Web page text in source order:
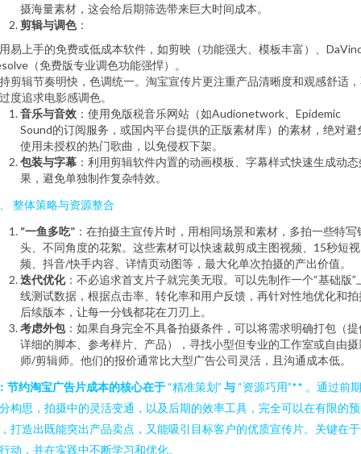
摄海量素材，这会给后期筛选带来巨大时间成本。
剪辑与调色：
易上手的免费或低成本软件，如剪映（功能强大、模板丰富）、
（免费版专业调色功能强悍）。
剪辑节奏明快，色调统一。淘宝宣传片更注重产品清晰度和观感舒适
度追求电影感调色。
音乐与音效 ：使用免版税音乐网站（如Audionetwork、Epidemic
Sound的订阅服务，或国内平台提供的正版素材库）的素材，绝对避
使用未授权的热门歌曲，以免侵权下架。
包装与字幕 ：利用剪辑软件内置的动画模板、字幕样式快速生成动态
果，避免单独制作复杂特效。
整体策略与资源整合
“一鱼多吃” ：在拍摄主宣传片时，用相同场景和素材，多拍一些特写
头、不同角度的花絮。这些素材可以快速裁剪成主图视频、15秒短视
频、抖音/快手内容、详情页动图等，最大化单次拍摄的产出价值。
迭代优化：不必追求首支片子就完美无瑕。可以先制作一个“基础版”
线测试数据，根据点击率、转化率和用户反馈，再针对性地优化和拍
后续版本，让每一分钱都花在刀刃上。
考虑外包：如果自身完全不具备拍摄条件，可以将需求明确打包（提
详细的脚本、参考样片、产品），寻找小型但专业的工作室或自由摄
师/剪辑师。他们的报价通常比大型广告公司灵活，且沟通成本低。
节约淘宝广告片成本的核心在于 “精准策划” 与 “资源巧用”** 。通过前
构思，拍摄中的灵活变通，以及后期的效率工具，完全可以在有限的
打造出既能突出产品卖点，又能吸引目标客户的优质宣传片。关键在
动，并在实践中不断学习和优化。